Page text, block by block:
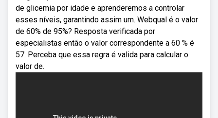
de glicemia por idade e aprenderemos a controlar
esses níveis, garantindo assim um. Webqual é o valor
de 60% de 95%? Resposta verificada por
especialistas então o valor correspondente a 60 % é
57. Perceba que essa regra é valida para calcular o
valor de.